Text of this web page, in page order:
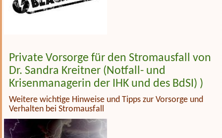
Private Vorsorge für den Stromausfall von
Dr. Sandra Kreitner (Notfall- und
Krisenmanagerin der IHK und des BdSI) )
Weitere wichtige Hinweise und Tipps zur Vorsorge und
Verhalten bei Stromausfall